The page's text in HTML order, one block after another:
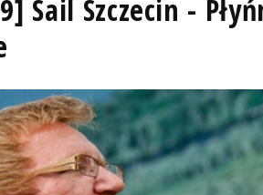
Sail Szczecin -